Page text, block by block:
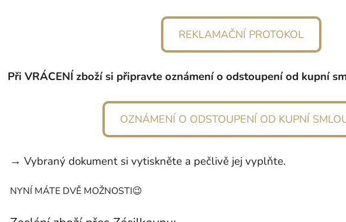
REKLAMAČNÍ PROTOKOL
Při VRÁCENÍ zboží si připravte oznámení o odstoupení od kupní
OZNÁMENÍ O ODSTOUPENÍ OD KUPNÍ
→ Vybraný dokument si vytiskněte a pečlivě jej vyplňte.
NYNÍ MÁTE DVĚ MOŽNOSTI😉